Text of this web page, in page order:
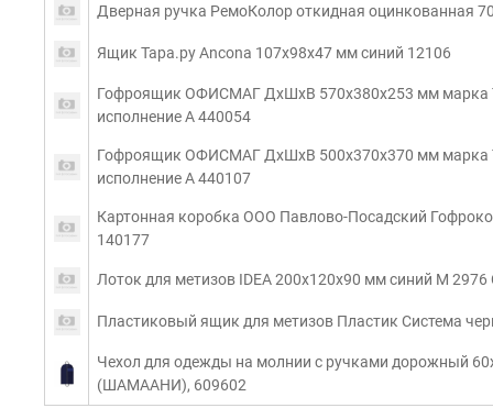
Дверная ручка РемоКолор откидная оцинкованная
Ящик Тара.ру Ancona 107х98х47 мм синий 12106
Гофроящик ОФИСМАГ ДхШхВ 570х380х253 мм марка
исполнение А 440054
Гофроящик ОФИСМАГ ДхШхВ 500х370х370 мм марка
исполнение А 440107
Картонная коробка ООО Павлово-Посадский
140177
Лоток для метизов IDEA 200x120x90 мм синий М 2976
Пластиковый ящик для метизов Пластик Система
Чехол для одежды на молнии с ручками дорожный
(ШАМААНИ), 609602